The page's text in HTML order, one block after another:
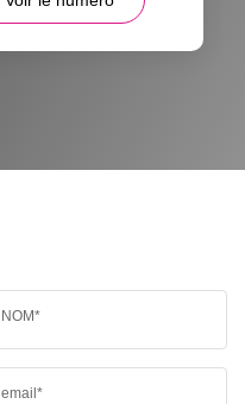
NOM*
email*